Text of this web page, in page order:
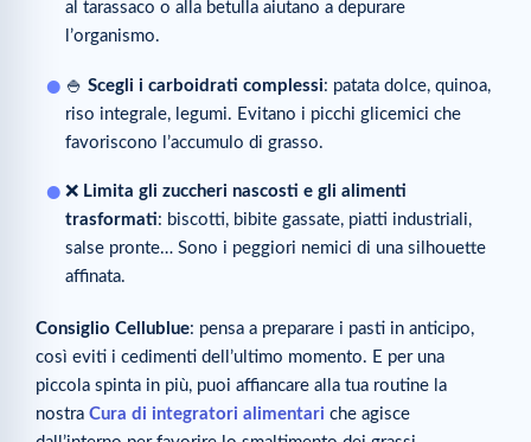
al tarassaco o alla betulla aiutano a depurare
l’organismo.
🍚 Scegli i carboidrati complessi: patata dolce, quinoa,
riso integrale, legumi. Evitano i picchi glicemici che
favoriscono l’accumulo di grasso.
❌ Limita gli zuccheri nascosti e gli alimenti
trasformati: biscotti, bibite gassate, piatti industriali,
salse pronte… Sono i peggiori nemici di una silhouette
affinata.
Consiglio Cellublue: pensa a preparare i pasti in anticipo,
così eviti i cedimenti dell’ultimo momento. E per una
piccola spinta in più, puoi affiancare alla tua routine la
nostra Cura di integratori alimentari che agisce